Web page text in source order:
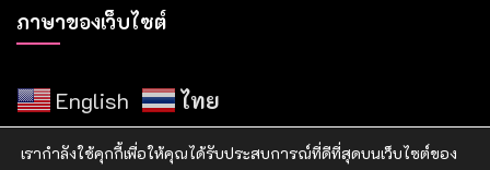
ภาษาของเว็บไซต์
English ไทย
เรากำลังใช้คุกกี้เพื่อให้คุณได้รับประสบการณ์ที่ดีที่สุดบนเว็บไซต์ของ